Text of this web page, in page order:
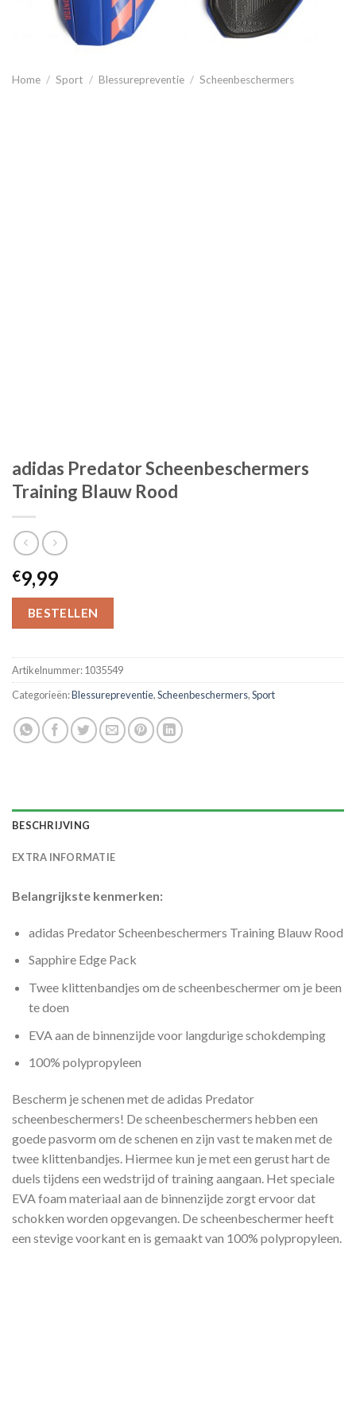
Home / Sport / Blessurepreventie / Scheenbeschermers
adidas Predator Scheenbeschermers
Training Blauw Rood
€9,99
BESTELLEN
Artikelnummer:1035549
Categorieën:Blessurepreventie,Scheenbeschermers,Sport
BESCHRIJVING
EXTRA INFORMATIE
Belangrijkste kenmerken:
adidas Predator Scheenbeschermers Training Blauw Rood
Sapphire Edge Pack
Twee klittenbandjes om de scheenbeschermer om je been
te doen
EVA aan de binnenzijde voor langdurige schokdemping
100% polypropyleen
Bescherm je schenen met de adidas Predator
scheenbeschermers! De scheenbeschermers hebben een
goede pasvorm om de schenen en zijn vast te maken met de
twee klittenbandjes. Hiermee kun je met een gerust hart de
duels tijdens een wedstrijd of training aangaan. Het speciale
EVA foam materiaal aan de binnenzijde zorgt ervoor dat
schokken worden opgevangen. De scheenbeschermer heeft
een stevige voorkant en is gemaakt van 100% polypropyleen.